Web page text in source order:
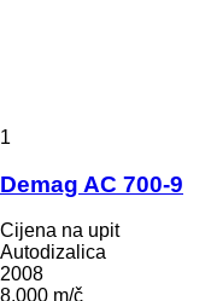
1
Demag AC 700-9
Cijena na upit
Autodizalica
2008
8.000 m/č